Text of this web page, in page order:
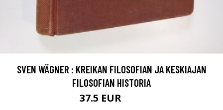
SVEN WÄGNER : KREIKAN FILOSOFIAN JA KESKIAJAN
FILOSOFIAN HISTORIA
37.5 EUR